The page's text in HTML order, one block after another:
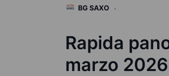
BG SAXO
Rapida
marzo 2026